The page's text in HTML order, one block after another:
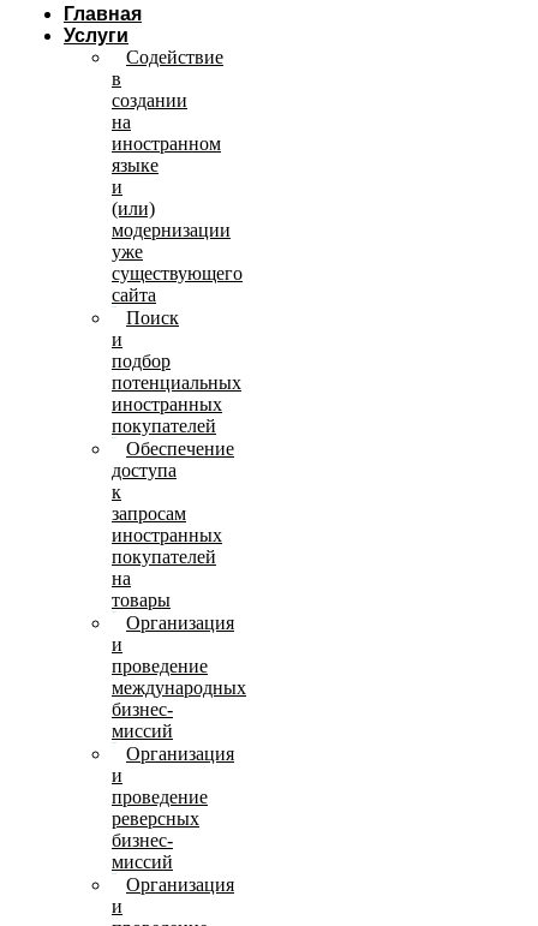
Главная
Услуги
Содействие
в
создании
на
иностранном
языке
и
(или)
модернизации
уже
существующего
сайта
Поиск
и
подбор
потенциальных
иностранных
покупателей
Обеспечение
доступа
к
запросам
иностранных
покупателей
на
товары
Организация
и
проведение
международных
бизнес-
миссий
Организация
и
проведение
реверсных
бизнес-
миссий
Организация
и